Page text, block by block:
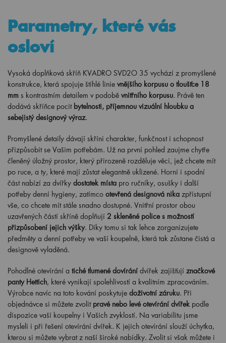
Parametry, které vás
osloví
Vysoká doplňková skříň KVADRO SVD2O 35 vychází z promyšlené
konstrukce, která spojuje štíhlé linie vnějšího korpusu o tloušťce 18
mm s kontrastním detailem v podobě vnitřního korpusu. Právě ten
dodává skříňce pocit bytelnosti, příjemnou vizuální hloubku a
sebejistý designový výraz.
Promyšlené detaily dávají skříni charakter, funkčnost i schopnost
přizpůsobit se Vašim potřebám. Už na první pohled zaujme chytře
členěný úložný prostor, který přirozeně rozděluje věci, jež chcete mít
po ruce, a ty, které mají zůstat elegantně uklizené. Horní i spodní
část nabízí za dvířky dostatek místa pro ručníky, osušky i další
potřeby denní hygieny, zatímco otevřená designová nika zpřístupní
vše, co chcete mít stále snadno dostupné. Vnitřní prostor obou
uzavřených částí skříně doplňují 2 skleněné police s možností
přizpůsobení jejich výšky. Díky tomu si tak lehce zorganizujete
předměty a denní potřeby ve vaší koupelně, která tak zůstane čistá a
designově vyladěná.
Pohodlné otevírání a tiché tlumené dovírání dvířek zajišťují značkové
panty Hettich, které vynikají spolehlivostí a kvalitním zpracováním.
Výrobce navíc na toto kování poskytuje doživotní záruku. Při
objednávce si můžete zvolit pravé nebo levé otevírání dvířek podle
dispozice vaší koupelny i Vašich zvyklostí. Na variabilitu jsme
mysleli i při řešení otevírání dvířek. K jejich otevírání slouží úchytka,
kterou si můžete vybrat z naší široké nabídky. Zvolit si však můžete i